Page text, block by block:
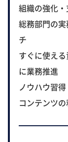
組織の強化
総務部門の
チ
すぐに使え
に業務推進
ノウハウ習
コンテンツ